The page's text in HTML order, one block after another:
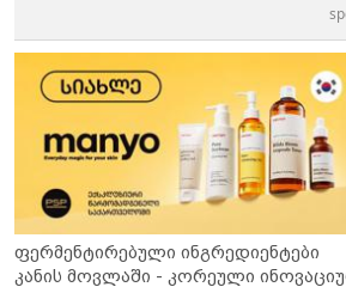
ფერმენტირებული ინგრედიენტები
კანის მოვლაში - კორეული